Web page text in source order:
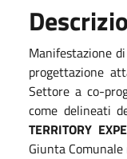
Manifestazione
progettazione
Settore a co-
come delineati
TERRITORY
Giunta